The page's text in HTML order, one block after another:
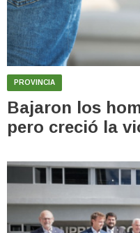
PROVINCIA
Bajaron los
pero creció la